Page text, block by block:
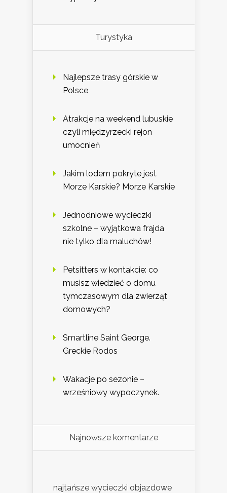
Turystyka
Najlepsze trasy górskie w
Polsce
Atrakcje na weekend lubuskie
czyli międzyrzecki rejon
umocnień
Jakim lodem pokryte jest
Morze Karskie? Morze Karskie
Jednodniowe wycieczki
szkolne – wyjątkowa frajda
nie tylko dla maluchów!
Petsitters w kontakcie: co
musisz wiedzieć o domu
tymczasowym dla zwierząt
domowych?
Smartline Saint George.
Greckie Rodos
Wakacje po sezonie –
wrześniowy wypoczynek.
Najnowsze komentarze
najtańsze wycieczki objazdowe